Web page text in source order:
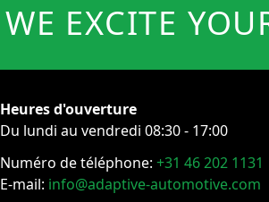
WE EXCITE
Heures d'ouverture
Du lundi au vendredi 08:30 - 17:00
Numéro de téléphone:+31 46 202 1131
E-mail: info@adaptive-automotive.com